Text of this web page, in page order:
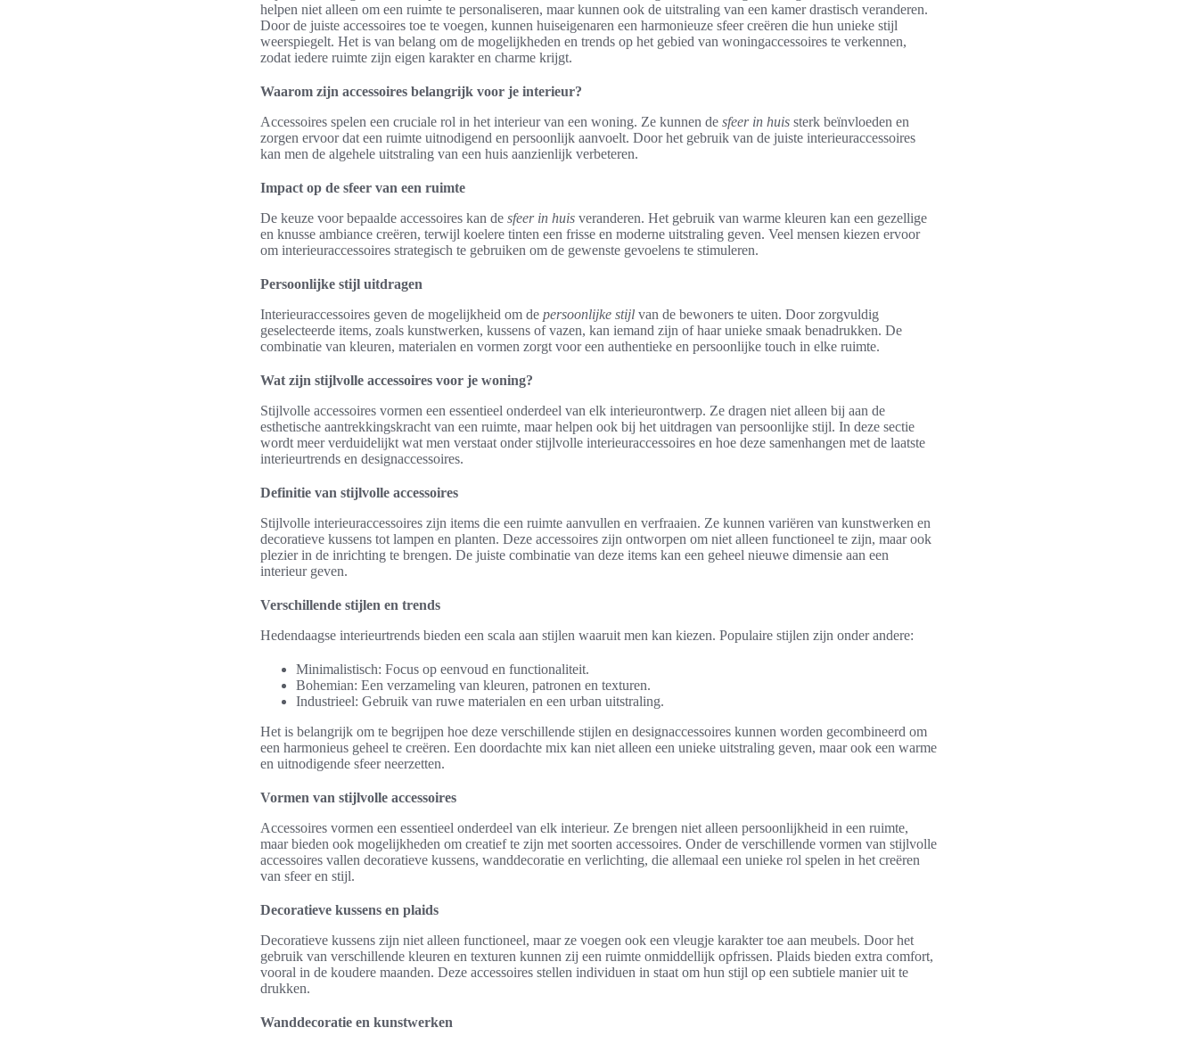
helpen niet alleen om een ruimte te personaliseren, maar kunnen ook de uitstraling van een kamer drastisch veranderen.
Door de juiste accessoires toe te voegen, kunnen huiseigenaren een harmonieuze sfeer creëren die hun unieke stijl
weerspiegelt. Het is van belang om de mogelijkheden en trends op het gebied van woningaccessoires te verkennen,
zodat iedere ruimte zijn eigen karakter en charme krijgt.
Waarom zijn accessoires belangrijk voor je interieur?
Accessoires spelen een cruciale rol in het interieur van een woning. Ze kunnen de sfeer in huis sterk beïnvloeden en
zorgen ervoor dat een ruimte uitnodigend en persoonlijk aanvoelt. Door het gebruik van de juiste interieuraccessoires
kan men de algehele uitstraling van een huis aanzienlijk verbeteren.
Impact op de sfeer van een ruimte
De keuze voor bepaalde accessoires kan de sfeer in huis veranderen. Het gebruik van warme kleuren kan een gezellige
en knusse ambiance creëren, terwijl koelere tinten een frisse en moderne uitstraling geven. Veel mensen kiezen ervoor
om interieuraccessoires strategisch te gebruiken om de gewenste gevoelens te stimuleren.
Persoonlijke stijl uitdragen
Interieuraccessoires geven de mogelijkheid om de persoonlijke stijl van de bewoners te uiten. Door zorgvuldig
geselecteerde items, zoals kunstwerken, kussens of vazen, kan iemand zijn of haar unieke smaak benadrukken. De
combinatie van kleuren, materialen en vormen zorgt voor een authentieke en persoonlijke touch in elke ruimte.
Wat zijn stijlvolle accessoires voor je woning?
Stijlvolle accessoires vormen een essentieel onderdeel van elk interieurontwerp. Ze dragen niet alleen bij aan de
esthetische aantrekkingskracht van een ruimte, maar helpen ook bij het uitdragen van persoonlijke stijl. In deze sectie
wordt meer verduidelijkt wat men verstaat onder stijlvolle interieuraccessoires en hoe deze samenhangen met de laatste
interieurtrends en designaccessoires.
Definitie van stijlvolle accessoires
Stijlvolle interieuraccessoires zijn items die een ruimte aanvullen en verfraaien. Ze kunnen variëren van kunstwerken en
decoratieve kussens tot lampen en planten. Deze accessoires zijn ontworpen om niet alleen functioneel te zijn, maar ook
plezier in de inrichting te brengen. De juiste combinatie van deze items kan een geheel nieuwe dimensie aan een
interieur geven.
Verschillende stijlen en trends
Hedendaagse interieurtrends bieden een scala aan stijlen waaruit men kan kiezen. Populaire stijlen zijn onder andere:
Minimalistisch: Focus op eenvoud en functionaliteit.
Bohemian: Een verzameling van kleuren, patronen en texturen.
Industrieel: Gebruik van ruwe materialen en een urban uitstraling.
Het is belangrijk om te begrijpen hoe deze verschillende stijlen en designaccessoires kunnen worden gecombineerd om
een harmonieus geheel te creëren. Een doordachte mix kan niet alleen een unieke uitstraling geven, maar ook een warme
en uitnodigende sfeer neerzetten.
Vormen van stijlvolle accessoires
Accessoires vormen een essentieel onderdeel van elk interieur. Ze brengen niet alleen persoonlijkheid in een ruimte,
maar bieden ook mogelijkheden om creatief te zijn met soorten accessoires. Onder de verschillende vormen van stijlvolle
accessoires vallen decoratieve kussens, wanddecoratie en verlichting, die allemaal een unieke rol spelen in het creëren
van sfeer en stijl.
Decoratieve kussens en plaids
Decoratieve kussens zijn niet alleen functioneel, maar ze voegen ook een vleugje karakter toe aan meubels. Door het
gebruik van verschillende kleuren en texturen kunnen zij een ruimte onmiddellijk opfrissen. Plaids bieden extra comfort,
vooral in de koudere maanden. Deze accessoires stellen individuen in staat om hun stijl op een subtiele manier uit te
drukken.
Wanddecoratie en kunstwerken